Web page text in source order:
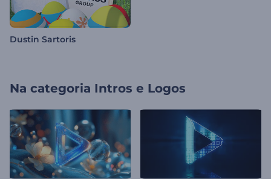
Dustin Sartoris
Na categoria Intros e Logos